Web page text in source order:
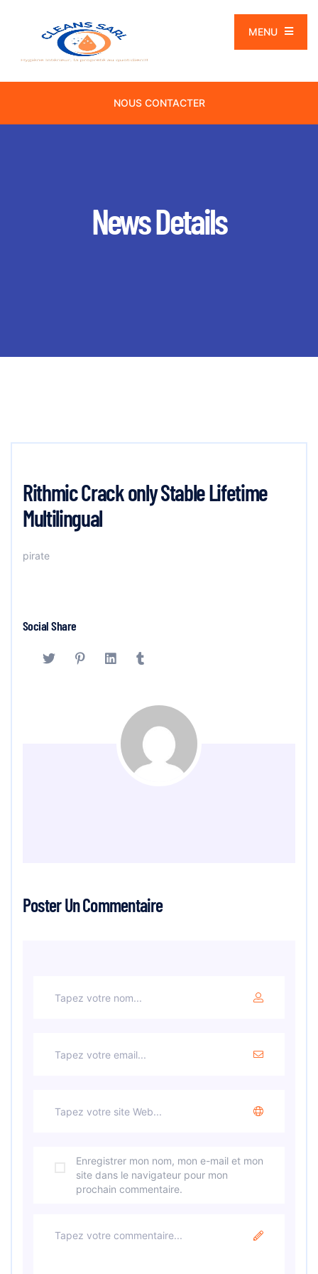
MENU
NOUS CONTACTER
News Details
Rithmic Crack only Stable Lifetime
Multilingual
pirate
Social Share
Poster Un Commentaire
Enregistrer mon nom, mon e-mail et mon
site dans le navigateur pour mon
prochain commentaire.